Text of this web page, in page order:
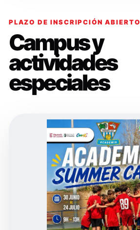
PLAZO DE INSCRIPCIÓN ABIERTO
Campus y
actividades
especiales